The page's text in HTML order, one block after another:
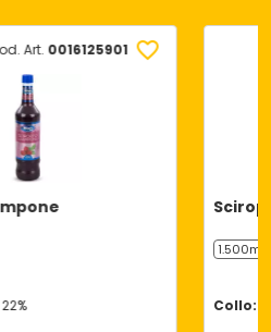
Art. 0016125901
1.500ml
Collo: